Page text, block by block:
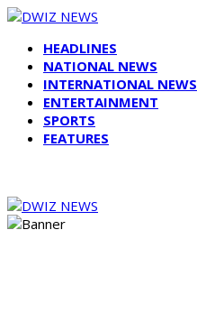
HEADLINES
NATIONAL NEWS
INTERNATIONAL NEWS
ENTERTAINMENT
SPORTS
FEATURES